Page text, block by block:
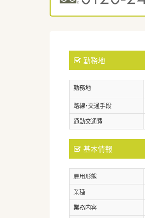
勤務地
勤務地
路線・交通手段
通勤交通費
基本情報
雇用形態
業種
業務内容